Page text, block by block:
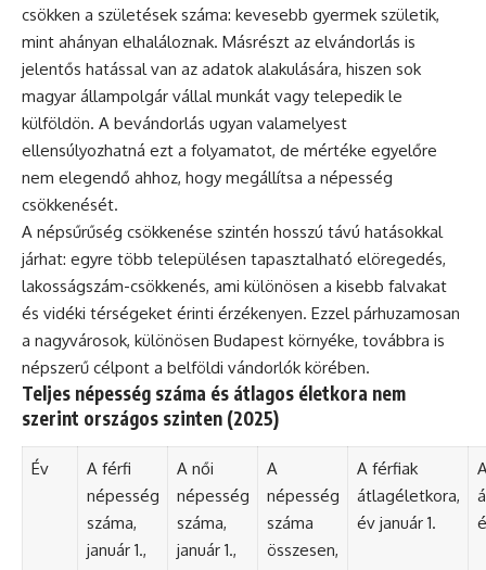
csökken a születések száma: kevesebb gyermek születik,
mint ahányan elhaláloznak. Másrészt az elvándorlás is
jelentős hatással van az adatok alakulására, hiszen sok
magyar állampolgár vállal munkát vagy telepedik le
külföldön. A bevándorlás ugyan valamelyest
ellensúlyozhatná ezt a folyamatot, de mértéke egyelőre
nem elegendő ahhoz, hogy megállítsa a népesség
csökkenését.
A népsűrűség csökkenése szintén hosszú távú hatásokkal
járhat: egyre több településen tapasztalható elöregedés,
lakosságszám-csökkenés, ami különösen a kisebb falvakat
és vidéki térségeket érinti érzékenyen. Ezzel párhuzamosan
a nagyvárosok, különösen Budapest környéke, továbbra is
népszerű célpont a belföldi vándorlók körében.
Teljes népesség száma és átlagos életkora nem
szerint országos szinten (2025)
Év
A férfi
népesség
száma,
január 1.,
A női
népesség
száma,
január 1.,
A
népesség
száma
összesen,
A férfiak
átlagéletkora,
év január 1.